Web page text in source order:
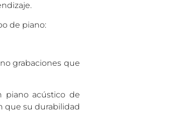
de piano:
grabaciones que
piano acústico de
que su durabilidad